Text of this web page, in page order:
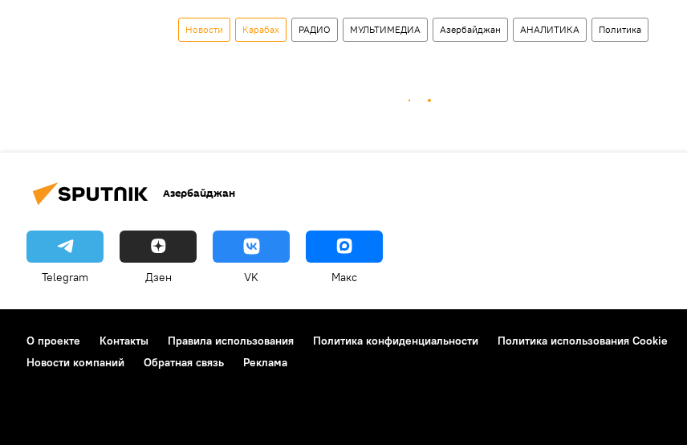
Новости Карабах РАДИО МУЛЬТИМЕДИА Азербайджан АНАЛИТИКА Политика
Азербайджан
Telegram Дзен VK Макс
О проекте Контакты Правила использования Политика конфиденциальности Политика использования Cookie
Новости компаний
Обратная связь Реклама